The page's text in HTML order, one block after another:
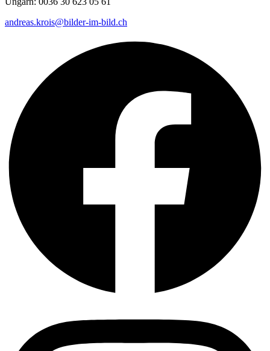
andreas.krois@bilder-im-bild.ch